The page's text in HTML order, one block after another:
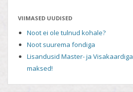
VIIMASED UUDISED
Noot ei ole tulnud kohale?
Noot suurema fondiga
Lisandusid Master- ja Visakaardiga
maksed!